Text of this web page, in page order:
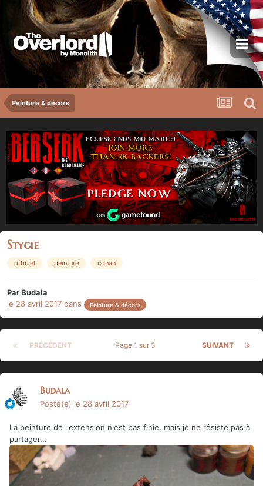
Peinture & décors
Stygie
officiel peinture conan
ParBudala
le 28 avril 2017 dans Peinture & décors
PRÉCÉDENT SUIVANT
Page 1 sur 3
Budala
Posté(e) le 28 avril 2017
La peinture de l'extension n'est pas finie, mais je ne résiste pas à
partager...